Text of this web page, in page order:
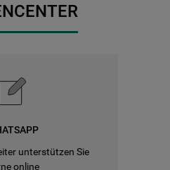
unterstützen Sie
online